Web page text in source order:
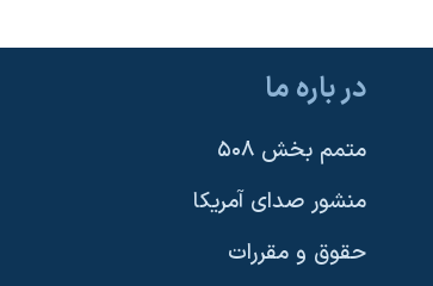
در باره ما
متمم بخش ۵۰۸
منشور صدای آمریکا
حقوق و مقررات